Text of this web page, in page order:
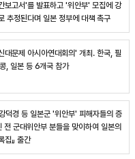
보고서'를 발표하고 '위안부' 모집에 강
추정된다며 일본 정부에 대책 촉구
대문제 아시아연대회의' 개최. 한국, 필
, 일본 등 6개국 참가
덕경 등 일본군 '위안부' 피해자들의 증
전 군대위안부 분들을 맞이하여 일본의
집』 출간